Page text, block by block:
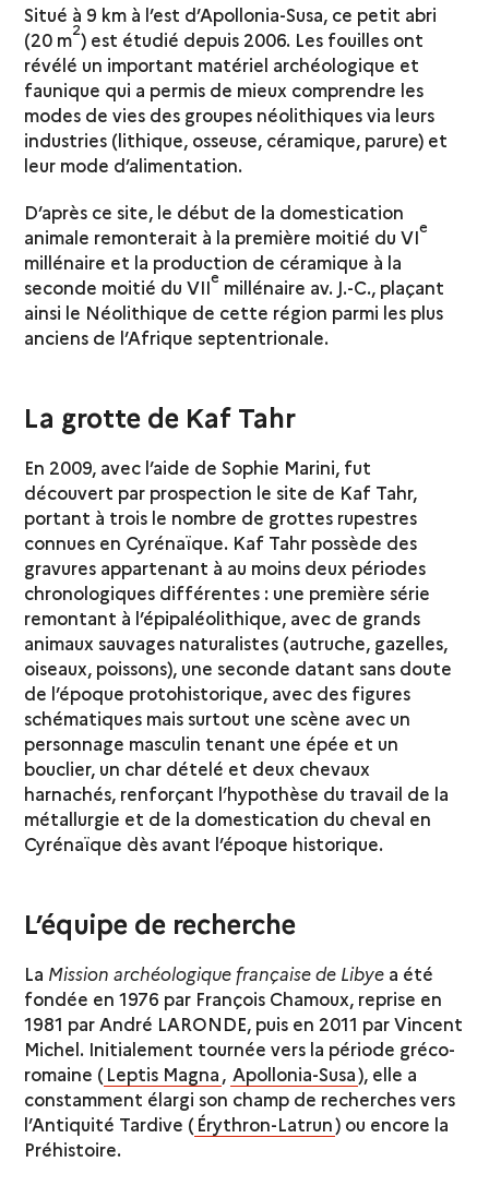
Situé à 9 km à l’est d’Apollonia-Susa, ce petit abri
(20 m2) est étudié depuis 2006. Les fouilles ont
révélé un important matériel archéologique et
faunique qui a permis de mieux comprendre les
modes de vies des groupes néolithiques via leurs
industries (lithique, osseuse, céramique, parure) et
leur mode d’alimentation.
D’après ce site, le début de la domestication
animale remonterait à la première moitié du VIe
millénaire et la production de céramique à la
seconde moitié du VIIe millénaire av. J.-C., plaçant
ainsi le Néolithique de cette région parmi les plus
anciens de l’Afrique septentrionale.
La grotte de Kaf Tahr
En 2009, avec l’aide de Sophie Marini, fut
découvert par prospection le site de Kaf Tahr,
portant à trois le nombre de grottes rupestres
connues en Cyrénaïque. Kaf Tahr possède des
gravures appartenant à au moins deux périodes
chronologiques différentes : une première série
remontant à l’épipaléolithique, avec de grands
animaux sauvages naturalistes (autruche, gazelles,
oiseaux, poissons), une seconde datant sans doute
de l’époque protohistorique, avec des figures
schématiques mais surtout une scène avec un
personnage masculin tenant une épée et un
bouclier, un char dételé et deux chevaux
harnachés, renforçant l’hypothèse du travail de la
métallurgie et de la domestication du cheval en
Cyrénaïque dès avant l’époque historique.
L’équipe de recherche
La Mission archéologique française de Libye a été
fondée en 1976 par François Chamoux, reprise en
1981 par André LARONDE, puis en 2011 par Vincent
Michel. Initialement tournée vers la période gréco-
romaine (Leptis Magna, Apollonia-Susa), elle a
constamment élargi son champ de recherches vers
l’Antiquité Tardive (Érythron-Latrun) ou encore la
Préhistoire.